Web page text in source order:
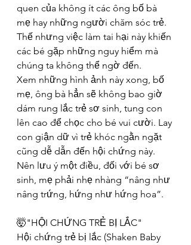
quen của không ít các ông bố bà
mẹ hay những người chăm sóc trẻ.
Thế nhưng việc làm tai hại này khiến
các bé gặp những nguy hiểm mà
chúng ta không thể ngờ đến.
Xem những hình ảnh này xong, bố
mẹ, ông bà hẳn sẽ không bao giờ
dám rung lắc trẻ sơ sinh, tung con
lên cao để chọc cho bé vui cười. Lay
con giận dữ vì trẻ khóc ngằn ngặt
cũng dễ dẫn đến hội chứng này.
Nên lưu ý một điều, đối với bé sơ
sinh, mẹ phải nhẹ nhàng “nâng như
nâng trứng, hứng như hứng hoa”.
🤯"HỘI CHỨNG TRẺ BỊ LẮC"
Hội chứng trẻ bị lắc (Shaken Baby